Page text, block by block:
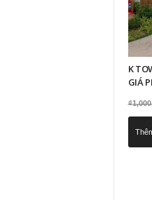
K
GIÁ
₫